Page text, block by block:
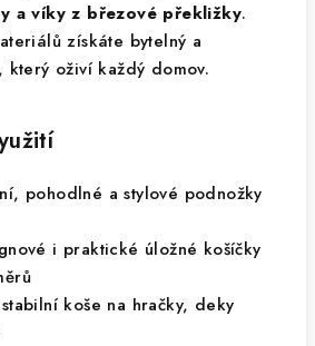
a víky z březové překližky.
získáte bytelný a
oživí každý domov.
pohodlné a stylové podnožky
i praktické úložné košíčky
stabilní koše na hračky, deky